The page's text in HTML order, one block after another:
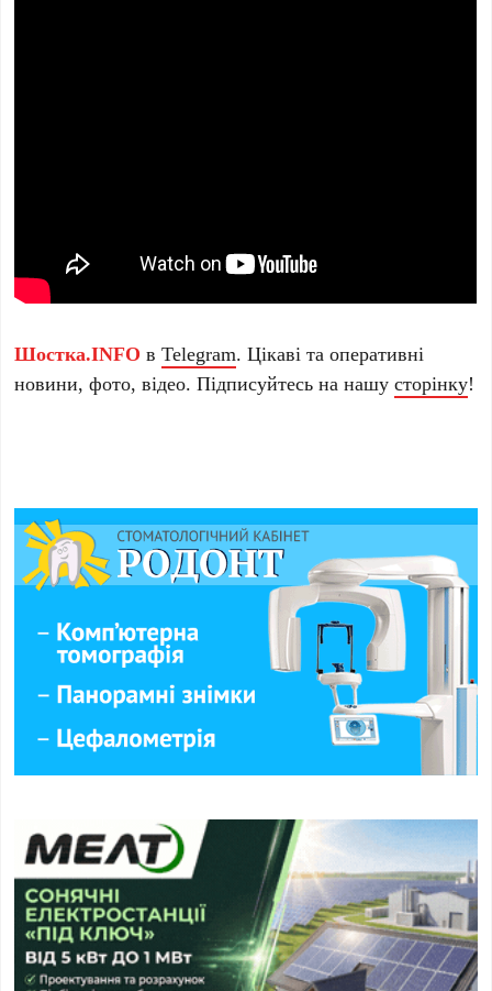
Шостка.INFO вTelegram. Цікаві та оперативні
новини, фото, відео. Підписуйтесь на нашусторінку!